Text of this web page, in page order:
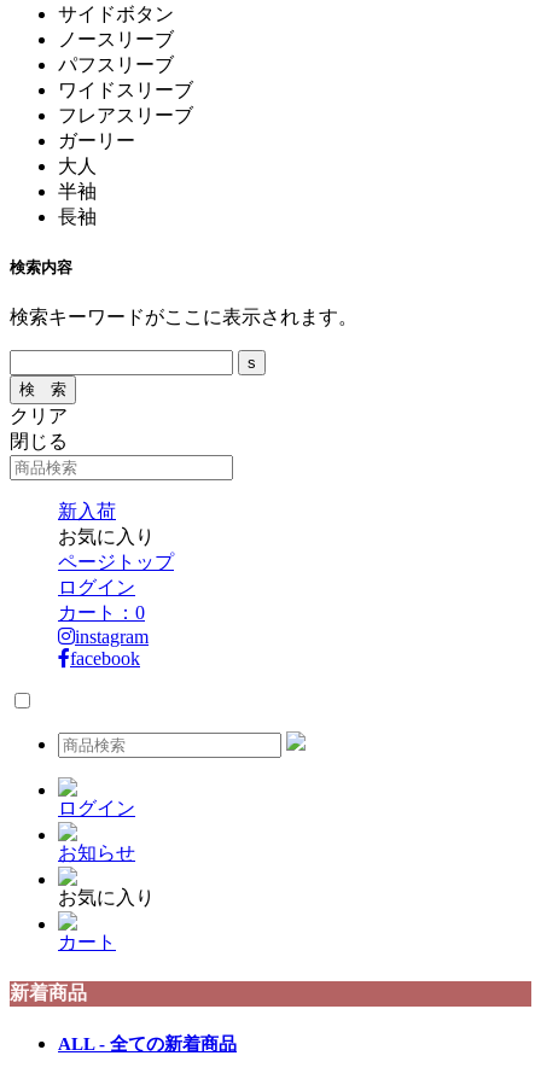
サイドボタン
ノースリーブ
パフスリーブ
ワイドスリーブ
フレアスリーブ
ガーリー
大人
半袖
長袖
検索内容
検索キーワードがここに表示されます。
クリア
閉じる
新入荷
お気に入り
ページトップ
ログイン
カート： 0
instagram
facebook
ログイン
お知らせ
お気に入り
カート
新着商品
ALL - 全ての新着商品